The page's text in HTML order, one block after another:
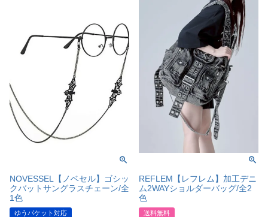
NOVESSEL【ノベセル】ゴシッ
クバットサングラスチェーン/全
1色
ゆうパケット対応
REFLEM【レフレム】加工デニ
ム2WAYショルダーバッグ/全2
色
送料無料